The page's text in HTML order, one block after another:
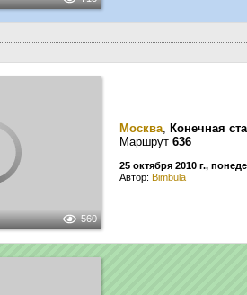
560
Москва, Конечная
Маршрут 636
25 октября 2010 г.,
Автор: Bimbula